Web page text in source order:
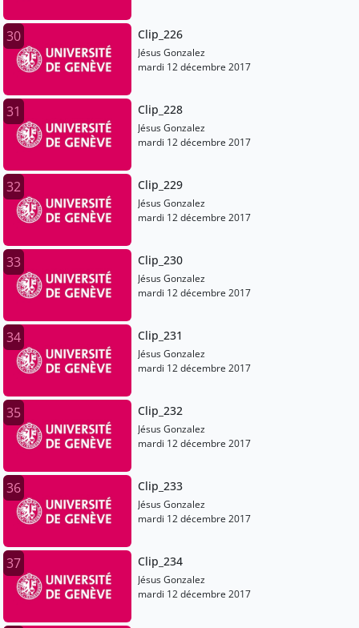
30 Clip_226
Jésus Gonzalez
mardi 12 décembre 2017
31 Clip_228
Jésus Gonzalez
mardi 12 décembre 2017
32 Clip_229
Jésus Gonzalez
mardi 12 décembre 2017
33 Clip_230
Jésus Gonzalez
mardi 12 décembre 2017
34 Clip_231
Jésus Gonzalez
mardi 12 décembre 2017
35 Clip_232
Jésus Gonzalez
mardi 12 décembre 2017
36 Clip_233
Jésus Gonzalez
mardi 12 décembre 2017
37 Clip_234
Jésus Gonzalez
mardi 12 décembre 2017